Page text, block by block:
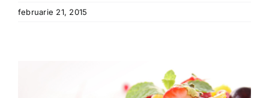
februarie 21, 2015